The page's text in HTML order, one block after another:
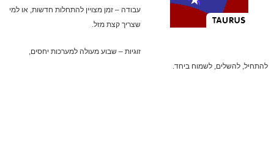
עבודה – זמן מצויין להתחלות חדשות, או למי
שצריך קצת מזל.
זוגיות – שבוע מעולה למערכות יחסים,
להתחיל, להשלים, לשמוח ביחד.